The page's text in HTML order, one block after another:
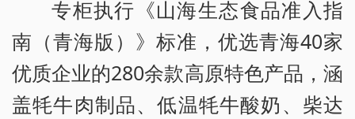
专柜执行《山海生态食品准入指
南（青海版）》标准，优选青海40家
优质企业的280余款高原特色产品，涵
盖牦牛肉制品、低温牦牛酸奶、柴达